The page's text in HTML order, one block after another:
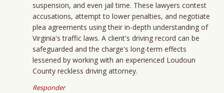
suspension, and even jail time. These lawyers contest
accusations, attempt to lower penalties, and negotiate
plea agreements using their in-depth understanding of
Virginia's traffic laws. A client's driving record can be
safeguarded and the charge's long-term effects
lessened by working with an experienced Loudoun
County reckless driving attorney.
Responder